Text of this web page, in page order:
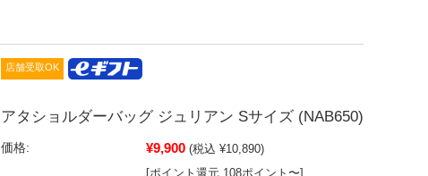
店舗受取OK
アタショルダーバッグ ジュリアン Sサイズ (NAB650)
価格: ¥9,900 (税込 ¥10,890)
[ポイント還元 108ポイント〜]